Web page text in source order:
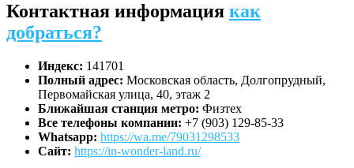
Контактная информация как
добраться?
Индекс: 141701
Полный адрес: Московская область, Долгопрудный,
Первомайская улица, 40, этаж 2
Ближайшая станция метро: Физтех
Все телефоны компании: +7 (903) 129-85-33
Whatsapp: https://wa.me/79031298533
Сайт: https://in-wonder-land.ru/